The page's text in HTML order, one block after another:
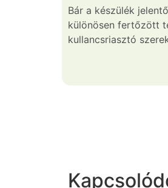
Bár a készülék
különösen fertőzött
kullancsriasztó